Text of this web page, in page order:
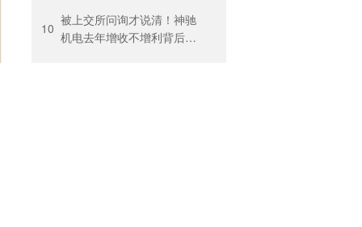
10
被上交所问询才说清！神驰
机电去年增收不增利背后：